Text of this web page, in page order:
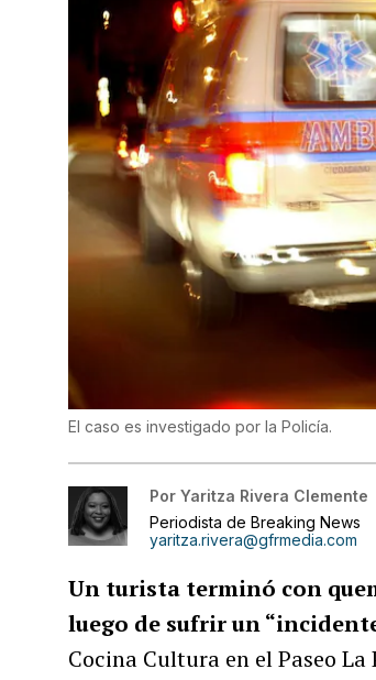
El caso es investigado por la Policía.
Por Yaritza Rivera Clemente
Periodista de Breaking News
yaritza.rivera@gfrmedia.com
Un turista terminó con
luego de sufrir un
Cocina Cultura en el Paseo La